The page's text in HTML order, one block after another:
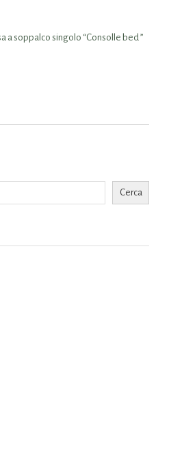
a soppalco singolo “Consolle bed ”
Cerca